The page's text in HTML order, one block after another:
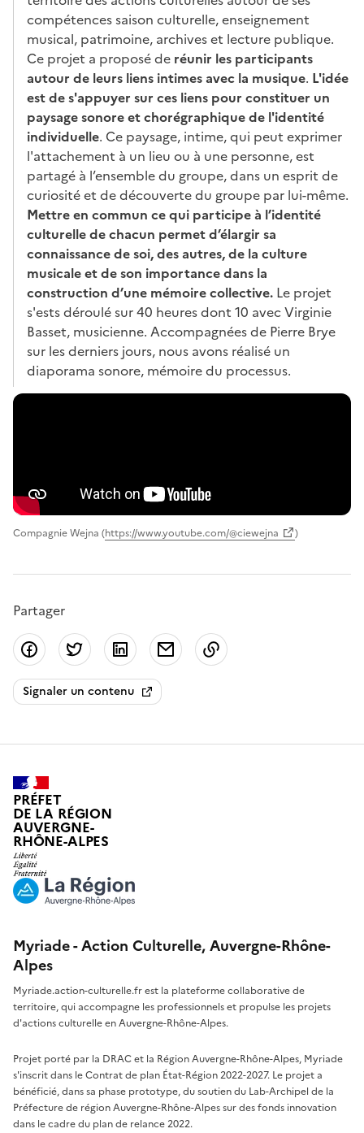
compétences saison culturelle, enseignement
musical, patrimoine, archives et lecture publique.
Ce projet a proposé de réunir les participants
autour de leurs liens intimes avec la musique. L'idée
est de s'appuyer sur ces liens pour constituer un
paysage sonore et chorégraphique de l'identité
individuelle. Ce paysage, intime, qui peut exprimer
l'attachement à un lieu ou à une personne, est
partagé à l’ensemble du groupe, dans un esprit de
curiosité et de découverte du groupe par lui-même.
Mettre en commun ce qui participe à l’identité
culturelle de chacun permet d’élargir sa
connaissance de soi, des autres, de la culture
musicale et de son importance dans la
construction d’une mémoire collective. Le projet
s'ests déroulé sur 40 heures dont 10 avec Virginie
Basset, musicienne. Accompagnées de Pierre Brye
sur les derniers jours, nous avons réalisé un
diaporama sonore, mémoire du processus.
Compagnie Wejna (https://www.youtube.com/@ciewejna )
Partager
Partager sur Facebook
Partager sur Twitter
Partager sur LinkedIn
Partager par email
Signaler un contenu
PRÉFET
DE LA RÉGION
AUVERGNE-
RHÔNE-ALPES
Myriade - Action Culturelle, Auvergne-Rhône-
Alpes
Myriade.action-culturelle.fr est la plateforme collaborative de
territoire, qui accompagne les professionnels et propulse les projets
d'actions culturelle en Auvergne-Rhône-Alpes.
Projet porté par la DRAC et la Région Auvergne-Rhône-Alpes, Myriade
s'inscrit dans le Contrat de plan État-Région 2022-2027. Le projet a
bénéficié, dans sa phase prototype, du soutien du Lab-Archipel de la
Préfecture de région Auvergne-Rhône-Alpes sur des fonds innovation
dans le cadre du plan de relance 2022.